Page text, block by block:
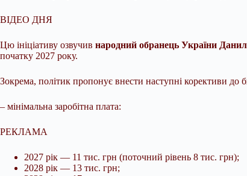
ВІДЕО ДНЯ
Цю ініціативу озвучив народний обранець України
початку 2027 року.
Зокрема, політик пропонує внести наступні корективи до
– мінімальна заробітна плата:
РЕКЛАМА
2027 рік — 11 тис. грн (поточний рівень 8 тис. грн);
2028 рік — 13 тис. грн;